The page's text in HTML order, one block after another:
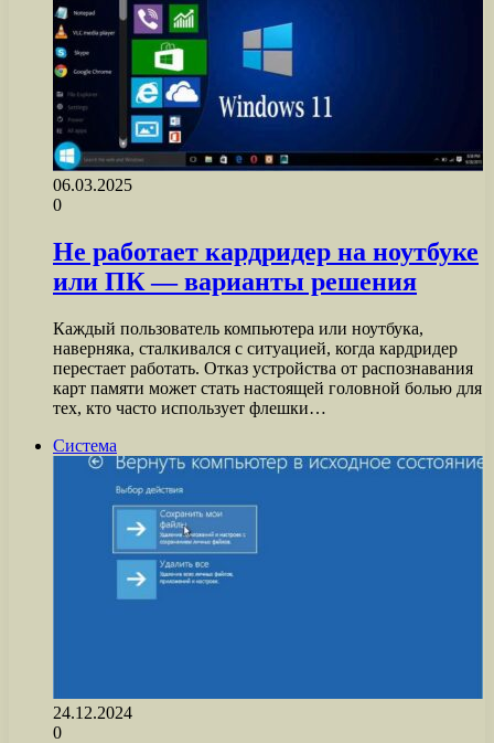
06.03.2025
0
Не работает кардридер на ноутбуке
или ПК — варианты решения
Каждый пользователь компьютера или ноутбука,
наверняка, сталкивался с ситуацией, когда кардридер
перестает работать. Отказ устройства от распознавания
карт памяти может стать настоящей головной болью для
тех, кто часто использует флешки…
Система
24.12.2024
0